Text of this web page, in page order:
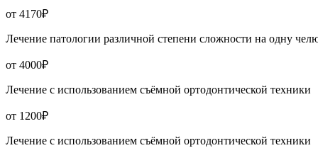
от 4170₽
Лечение патологии различной степени сложности на одну
от 4000₽
Лечение с использованием съёмной ортодонтической техники
от 1200₽
Лечение с использованием съёмной ортодонтической техники